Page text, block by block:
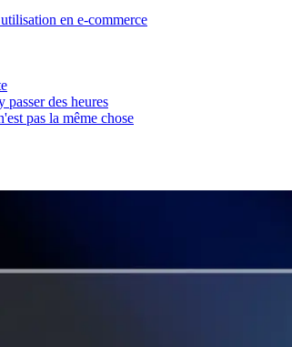
en e-commerce
des heures
pas la même chose